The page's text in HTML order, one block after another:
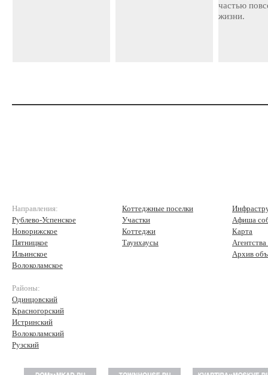
частью
жизни.
Направления:
Рублево-Успенское
Новорижское
Пятницкое
Ильинское
Волоколамское
Районы:
Одинцовский
Красногорский
Истринский
Волоколамский
Рузский
Коттеджные поселки
Участки
Коттеджи
Таунхаусы
Афиша
Карта
Архив